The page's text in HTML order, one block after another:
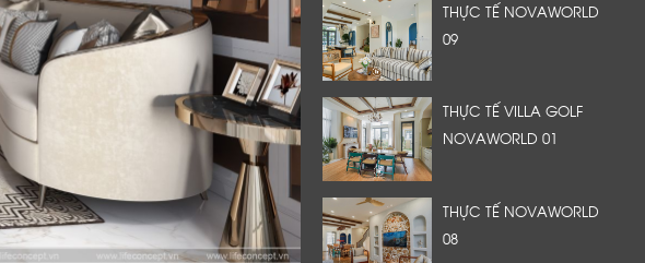
THỰC TẾ NOVAWORLD
09
THỰC TẾ VILLA GOLF
NOVAWORLD 01
THỰC TẾ NOVAWORLD
08